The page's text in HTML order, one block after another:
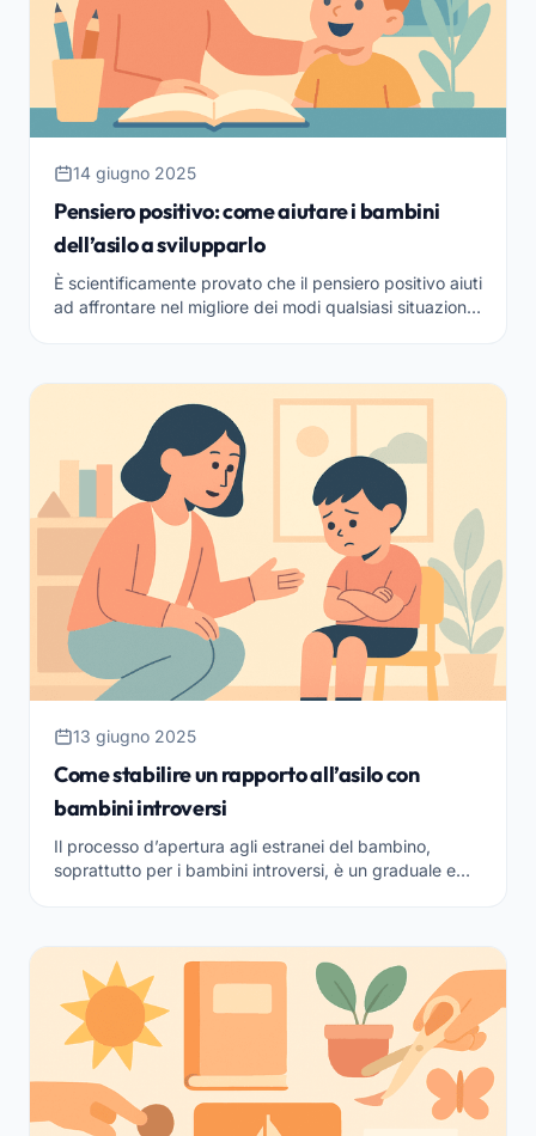
14 giugno 2025
Pensiero positivo: come aiutare i bambini
dell’asilo a svilupparlo
È scientificamente provato che il pensiero positivo aiuti
ad affrontare nel migliore dei modi qualsiasi situazione.
13 giugno 2025
Come stabilire un rapporto all’asilo con
bambini introversi
Il processo d’apertura agli estranei del bambino,
soprattutto per i bambini introversi, è un graduale e